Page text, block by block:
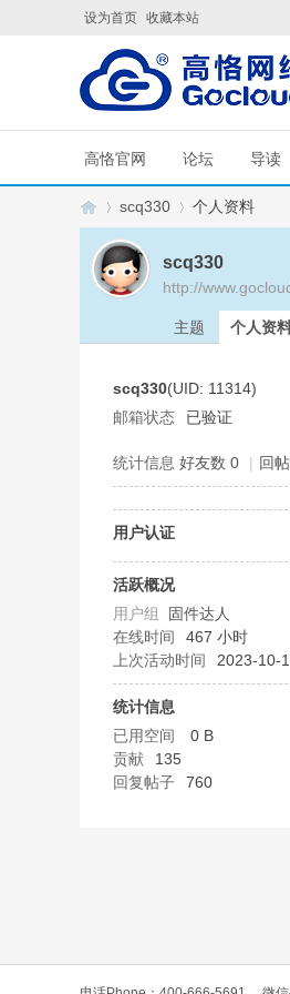
设为首页 收藏本站
高恪官网 论坛 导读
L
scq330 个人资料
scq330
http://
主题 个人资
scq330(UID: 11314)
邮箱状态
已验证
统计信息 好友数 0 | 回
用户认证
活跃概况
用户组
固件达人
在线时间
467 小时
上次活动时间
2023-10-
统计信息
已用空间
0 B
贡献
135
回复帖子
760